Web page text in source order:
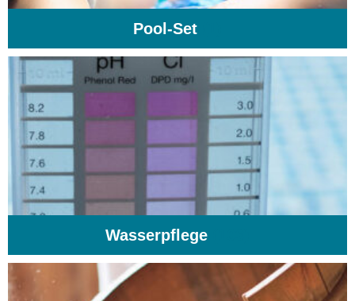
Pool-Set
Wasserpflege